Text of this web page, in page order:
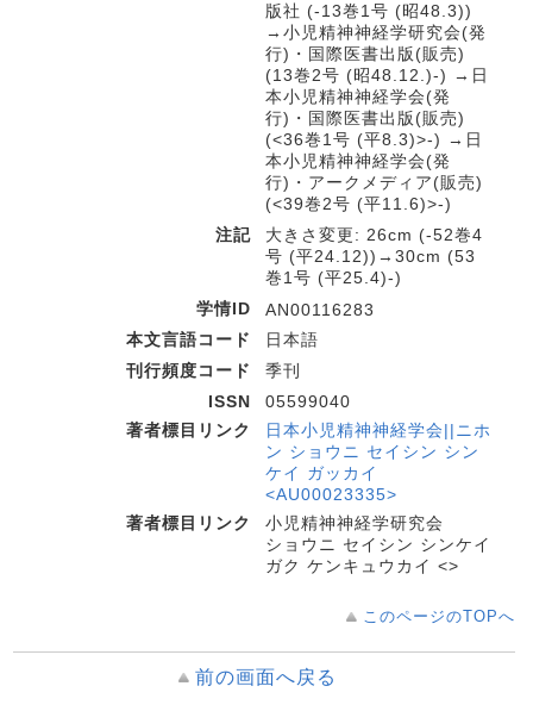
版社 (-13巻1号 (昭48.3))
→小児精神神経学研究会(発
行)・国際医書出版(販売)
(13巻2号 (昭48.12.)-) →日
本小児精神神経学会(発
行)・国際医書出版(販売)
(<36巻1号 (平8.3)>-) →日
本小児精神神経学会(発
行)・アークメディア(販売)
(<39巻2号 (平11.6)>-)
注記
大きさ変更: 26cm (-52巻4
号 (平24.12))→30cm (53
巻1号 (平25.4)-)
学情ID
AN00116283
本文言語コード
日本語
刊行頻度コード
季刊
ISSN
05599040
著者標目リンク
日本小児精神神経学会||ニホ
ン ショウニ セイシン シン
ケイ ガッカイ
<AU00023335>
著者標目リンク
小児精神神経学研究会
ショウニ セイシン シンケイ
ガク ケンキュウカイ <>
このページのTOPへ
前の画面へ戻る